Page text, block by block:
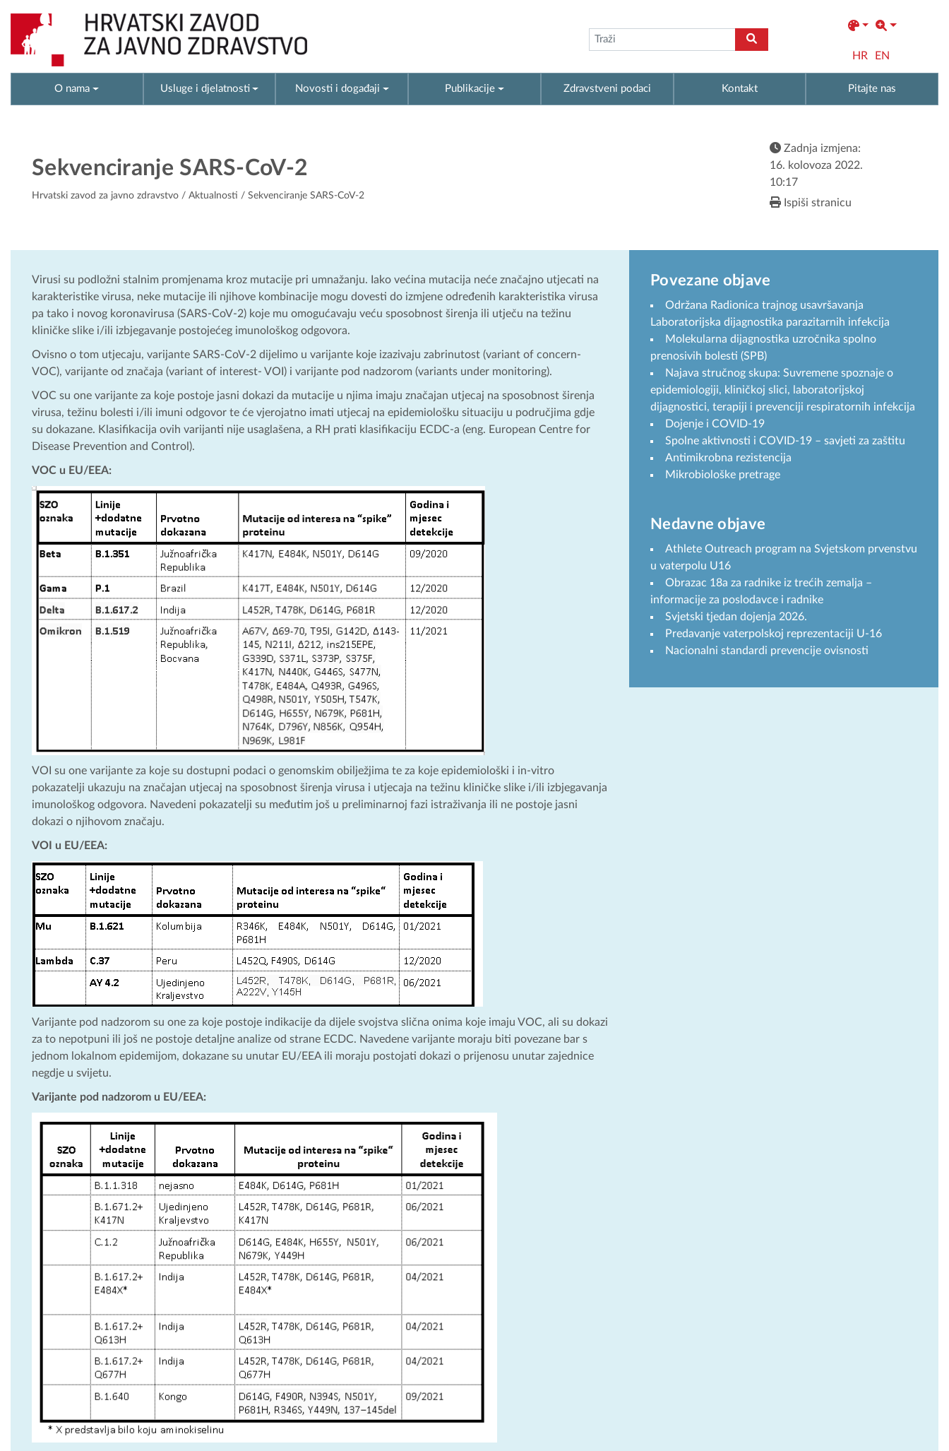
HR EN
O nama Usluge i djelatnosti Novosti i događaji Publikacije Zdravstveni podaci Kontakt Pitajte nas
Sekvenciranje SARS-CoV-2
Hrvatski zavod za javno zdravstvo / Aktualnosti / Sekvenciranje SARS-CoV-2
Zadnja izmjena:
16. kolovoza 2022.
10:17
Ispiši stranicu
Virusi su podložni stalnim promjenama kroz mutacije pri umnažanju. Iako većina mutacija neće značajno utjecati na
karakteristike virusa, neke mutacije ili njihove kombinacije mogu dovesti do izmjene određenih karakteristika virusa
pa tako i novog koronavirusa (SARS-CoV-2) koje mu omogućavaju veću sposobnost širenja ili utječu na težinu
kliničke slike i/ili izbjegavanje postojećeg imunološkog odgovora.
Ovisno o tom utjecaju, varijante SARS-CoV-2 dijelimo u varijante koje izazivaju zabrinutost (variant of concern-
VOC), varijante od značaja (variant of interest- VOI) i varijante pod nadzorom (variants under monitoring).
VOC su one varijante za koje postoje jasni dokazi da mutacije u njima imaju značajan utjecaj na sposobnost širenja
virusa, težinu bolesti i/ili imuni odgovor te će vjerojatno imati utjecaj na epidemiološku situaciju u područjima gdje
su dokazane. Klasifikacija ovih varijanti nije usaglašena, a RH prati klasifikaciju ECDC-a (eng. European Centre for
Disease Prevention and Control).
VOC u EU/EEA:
VOI su one varijante za koje su dostupni podaci o genomskim obilježjima te za koje epidemiološki i in-vitro
pokazatelji ukazuju na značajan utjecaj na sposobnost širenja virusa i utjecaja na težinu kliničke slike i/ili izbjegavanja
imunološkog odgovora. Navedeni pokazatelji su međutim još u preliminarnoj fazi istraživanja ili ne postoje jasni
dokazi o njihovom značaju.
VOI u EU/EEA:
Varijante pod nadzorom su one za koje postoje indikacije da dijele svojstva slična onima koje imaju VOC, ali su dokazi
za to nepotpuni ili još ne postoje detaljne analize od strane ECDC. Navedene varijante moraju biti povezane bar s
jednom lokalnom epidemijom, dokazane su unutar EU/EEA ili moraju postojati dokazi o prijenosu unutar zajednice
negdje u svijetu.
Varijante pod nadzorom u EU/EEA:
Povezane objave
Održana Radionica trajnog usavršavanja
Laboratorijska dijagnostika parazitarnih infekcija
Molekularna dijagnostika uzročnika spolno
prenosivih bolesti (SPB)
Najava stručnog skupa: Suvremene spoznaje o
epidemiologiji, kliničkoj slici, laboratorijskoj
dijagnostici, terapiji i prevenciji respiratornih infekcija
Dojenje i COVID-19
Spolne aktivnosti i COVID-19 – savjeti za zaštitu
Antimikrobna rezistencija
Mikrobiološke pretrage
Nedavne objave
Athlete Outreach program na Svjetskom prvenstvu
u vaterpolu U16
Obrazac 18a za radnike iz trećih zemalja –
informacije za poslodavce i radnike
Svjetski tjedan dojenja 2026.
Predavanje vaterpolskoj reprezentaciji U-16
Nacionalni standardi prevencije ovisnosti